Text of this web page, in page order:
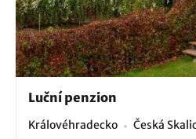
Luční penzion
Královéhradecko Česká